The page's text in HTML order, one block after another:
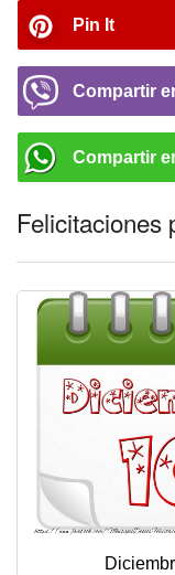
Pin It
Compartir
Compartir
Felicitaciones